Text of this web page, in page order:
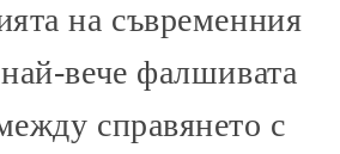
на съвременния
вече фалшивата
справянето с